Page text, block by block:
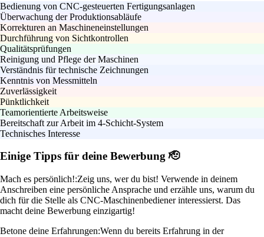
Bedienung von CNC-gesteuerten Fertigungsanlagen
Überwachung der Produktionsabläufe
Korrekturen an Maschineneinstellungen
Durchführung von Sichtkontrollen
Qualitätsprüfungen
Reinigung und Pflege der Maschinen
Verständnis für technische Zeichnungen
Kenntnis von Messmitteln
Zuverlässigkeit
Pünktlichkeit
Teamorientierte Arbeitsweise
Bereitschaft zur Arbeit im 4-Schicht-System
Technisches Interesse
Einige Tipps für deine Bewerbung 🫡
Mach es persönlich!:Zeig uns, wer du bist! Verwende in deinem
Anschreiben eine persönliche Ansprache und erzähle uns, warum du
dich für die Stelle als CNC-Maschinenbediener interessierst. Das
macht deine Bewerbung einzigartig!
Betone deine Erfahrungen:Wenn du bereits Erfahrung in der